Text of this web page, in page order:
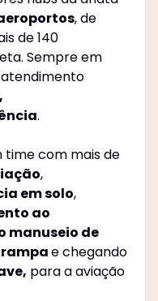
, de
de 140
Sempre em
.
time com mais de
,
em solo,
ao
manuseio de
e chegando
para a aviação